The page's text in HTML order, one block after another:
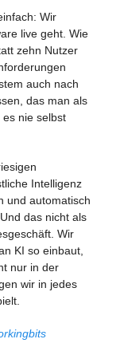
Wir
live geht. Wie
zehn Nutzer
auch nach
das man als
nie selbst
Intelligenz
und automatisch
das nicht als
Wir
KI so einbaut,
nur in der
wir in jedes